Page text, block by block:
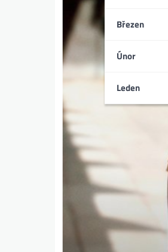
Březen
Únor
Leden